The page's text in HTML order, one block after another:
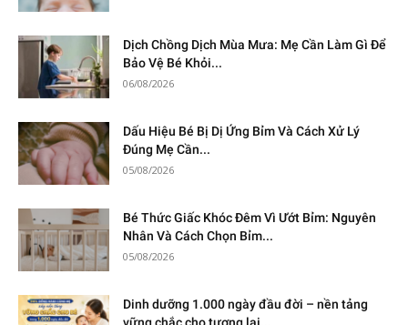
Dịch Chồng Dịch Mùa Mưa: Mẹ Cần Làm Gì Để
Bảo Vệ Bé Khỏi...
06/08/2026
Dấu Hiệu Bé Bị Dị Ứng Bỉm Và Cách Xử Lý
Đúng Mẹ Cần...
05/08/2026
Bé Thức Giấc Khóc Đêm Vì Ướt Bỉm: Nguyên
Nhân Và Cách Chọn Bỉm...
05/08/2026
Dinh dưỡng 1.000 ngày đầu đời – nền tảng